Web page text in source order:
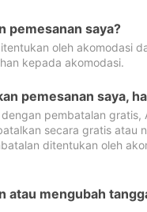
pemesanan saya?
oleh akomodasi
kepada akomodasi.
pemesanan saya,
pembatalan
secara gratis atau
ditentukan oleh
atau mengubah